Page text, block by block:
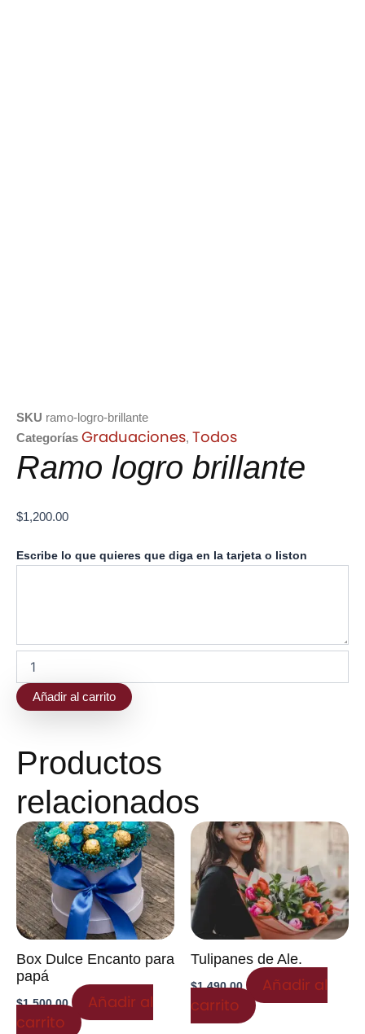
SKU ramo-logro-brillante
Categorías Graduaciones, Todos
Ramo logro brillante
$1,200.00
Escribe lo que quieres que diga en la tarjeta o liston
Ramo
logro
Añadir al carrito
Productos
relacionados
Box Dulce Encanto para
papá
$1,500.00
Añadir al
carrito
Tulipanes de Ale.
$1,490.00
Añadir al
carrito